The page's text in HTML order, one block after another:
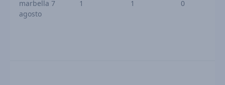
marbella 7
agosto
1 1 0